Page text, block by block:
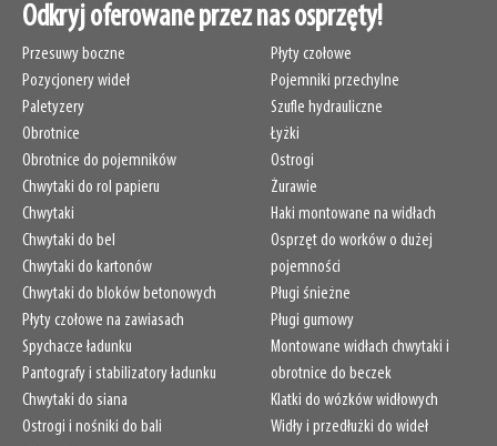
Odkryj oferowane przez nas osprzęty!
Przesuwy boczne
Pozycjonery wideł
Paletyzery
Obrotnice
Obrotnice do pojemników
Chwytaki do rol papieru
Chwytaki
Chwytaki do bel
Chwytaki do kartonów
Chwytaki do bloków betonowych
Płyty czołowe na zawiasach
Spychacze ładunku
Pantografy i stabilizatory ładunku
Chwytaki do siana
Ostrogi i nośniki do bali
Płyty czołowe
Pojemniki przechylne
Szufle hydrauliczne
Łyżki
Ostrogi
Żurawie
Haki montowane na widłach
Osprzęt do worków o dużej
pojemności
Pługi śnieżne
Pługi gumowy
Montowane widłach chwytaki i
obrotnice do beczek
Klatki do wózków widłowych
Widły i przedłużki do wideł